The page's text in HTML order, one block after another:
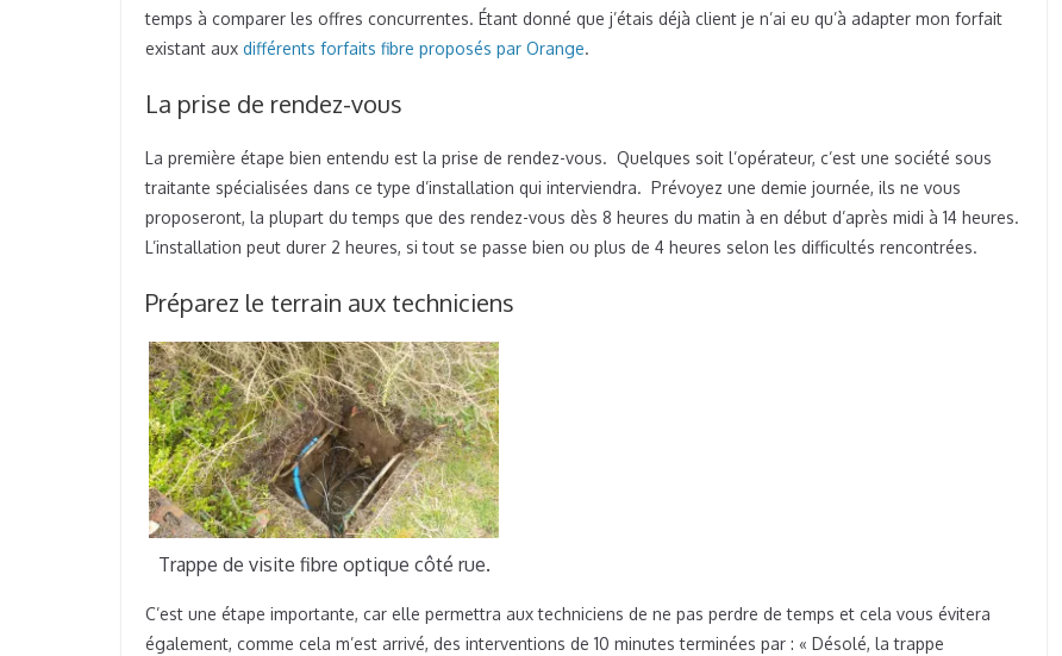
temps à comparer les offres concurrentes. Étant donné que j’étais déjà client je n’ai eu qu’à adapter mon forfait
existant aux différents forfaits fibre proposés par Orange.
La prise de rendez-vous
La première étape bien entendu est la prise de rendez-vous. Quelques soit l’opérateur, c’est une société sous
traitante spécialisées dans ce type d’installation qui interviendra. Prévoyez une demie journée, ils ne vous
proposeront, la plupart du temps que des rendez-vous dès 8 heures du matin à en début d’après midi à 14 heures.
L’installation peut durer 2 heures, si tout se passe bien ou plus de 4 heures selon les difficultés rencontrées.
Préparez le terrain aux techniciens
Trappe de visite fibre optique côté rue.
C’est une étape importante, car elle permettra aux techniciens de ne pas perdre de temps et cela vous évitera
également, comme cela m’est arrivé, des interventions de 10 minutes terminées par : « Désolé, la trappe